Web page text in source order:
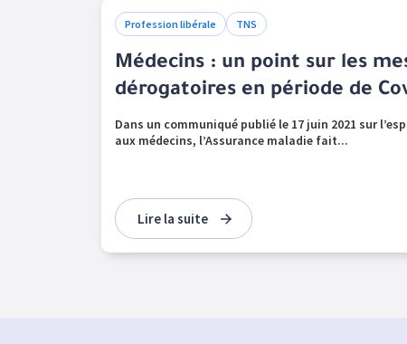
Profession libérale TNS
Médecins : un point sur les
dérogatoires en période de
Dans un communiqué publié le 17 juin 2021 sur
aux médecins, l’Assurance maladie fait...
Lire la suite